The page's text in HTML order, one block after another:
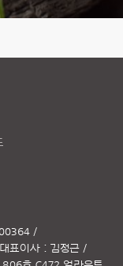
/
대표이사 : 김정근 /